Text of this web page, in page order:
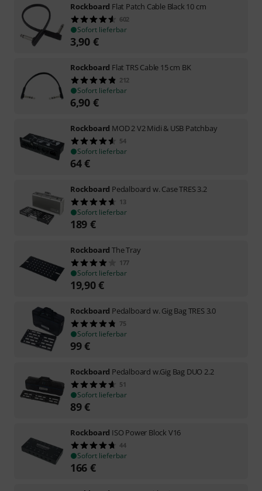
Rockboard Flat Patch Cable Black 10 cm
602
Sofort lieferbar
3,90 €
Rockboard Flat TRS Cable 15 cm BK
212
Sofort lieferbar
6,90 €
Rockboard MOD 2 V2 Midi & USB Patchbay
54
Sofort lieferbar
64€
Rockboard Pedalboard w. Case TRES 3.2
13
Sofort lieferbar
189 €
Rockboard The Tray
177
Sofort lieferbar
19,90€
Rockboard Pedalboard w. Gig Bag TRES 3.0
75
Sofort lieferbar
99€
Rockboard Pedalboard w.Gig Bag DUO 2.2
51
Sofort lieferbar
89€
Rockboard ISO Power Block V16
44
Sofort lieferbar
166 €